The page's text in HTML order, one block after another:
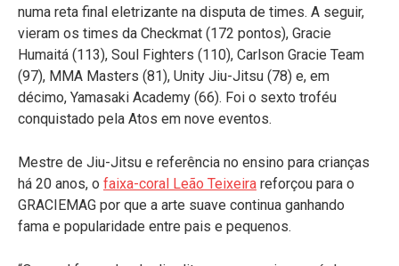
numa reta final eletrizante na disputa de times. A seguir,
vieram os times da Checkmat (172 pontos), Gracie
Humaitá (113), Soul Fighters (110), Carlson Gracie Team
(97), MMA Masters (81), Unity Jiu-Jitsu (78) e, em
décimo, Yamasaki Academy (66). Foi o sexto troféu
conquistado pela Atos em nove eventos.
Mestre de Jiu-Jitsu e referência no ensino para crianças
há 20 anos, o faixa-coral Leão Teixeira reforçou para o
GRACIEMAG por que a arte suave continua ganhando
fama e popularidade entre pais e pequenos.